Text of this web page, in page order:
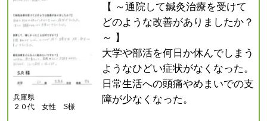
兵庫県
２０代 女性 S様
【 ～通院して鍼灸治療を受けて
どのような改善がありましたか？
～ 】
大学や部活を何日か休んでしまう
ようなひどい症状がなくなった。
日常生活への頭痛やめまいでの支
障が少なくなった。